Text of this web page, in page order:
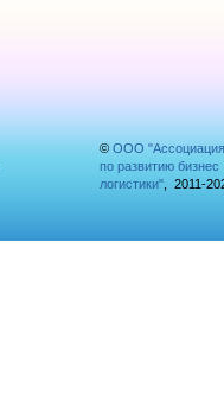
© ООО "Ассоциация
по развитию бизнес
логистики", 2011-